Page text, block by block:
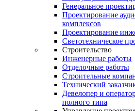
Генеральное
Проектирование
комплексов
Проектирование
Светотехническое
Строительство
Инженерные работы
Отделочные работы
Строительные
Технический
Девелопер и
полного типа